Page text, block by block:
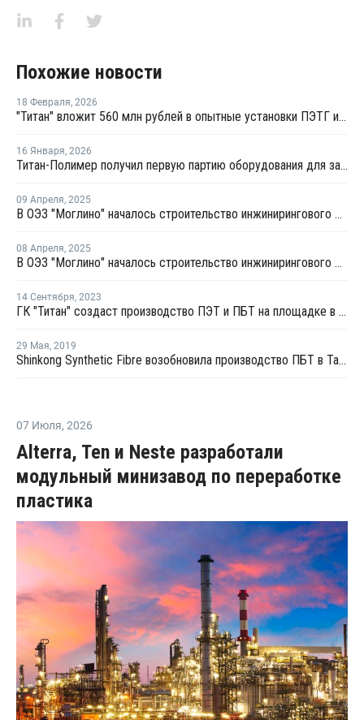
Похожие новости
18 Февраля, 2026
"Титан" вложит 560 млн рублей в опытные установки ПЭТГ и компаундов ПБТ
16 Января, 2026
Титан-Полимер получил первую партию оборудования для завода ПЭТ и ПБТ
09 Апреля, 2025
В ОЭЗ "Моглино" началось строительство инжинирингового центра ГК "Титан"
08 Апреля, 2025
В ОЭЗ "Моглино" началось строительство инжинирингового центра ГК "Титан"
14 Сентября, 2023
ГК "Титан" создаст производство ПЭТ и ПБТ на площадке в Пскове
29 Мая, 2019
Shinkong Synthetic Fibre возобновила производство ПБТ в Тайване после профилактики
07 Июля, 2026
Alterra, Ten и Neste разработали
модульный минизавод по переработке
пластика